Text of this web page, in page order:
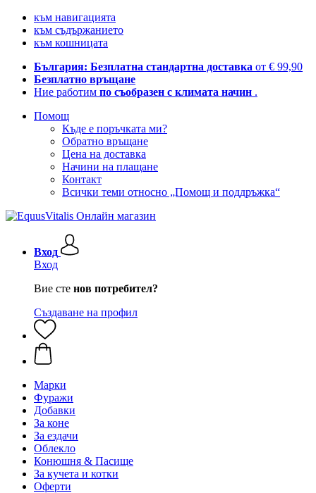
към навигацията
към съдържанието
към кошницата
България: Безплатна стандартна доставка от € 99,90
Безплатно връщане
Ние работим по съобразен с климата начин .
Помощ
Къде е поръчката ми?
Обратно връщане
Цена на доставка
Начини на плащане
Контакт
Всички теми относно „Помощ и поддръжка“
Вход
Вход
Вие сте нов потребител?
Създаване на профил
Марки
Фуражи
Добавки
За коне
За ездачи
Облекло
Конюшня & Пасище
За кучета и котки
Оферти